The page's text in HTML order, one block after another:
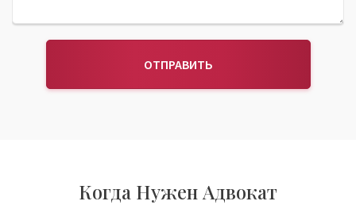
ОТПРАВИТЬ
Когда Нужен Адвокат